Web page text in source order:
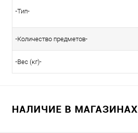
-Тип-
-Количество предметов-
-Вес (кг)-
НАЛИЧИЕ В МАГАЗИНАХ